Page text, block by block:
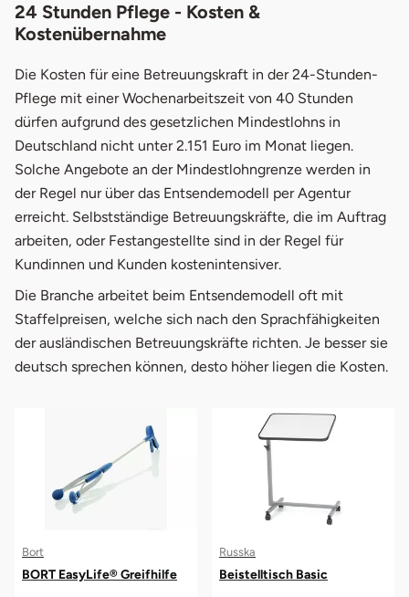
24 Stunden Pflege - Kosten &
Kostenübernahme
Die Kosten für eine Betreuungskraft in der 24-Stunden-
Pflege mit einer Wochenarbeitszeit von 40 Stunden
dürfen aufgrund des gesetzlichen Mindestlohns in
Deutschland nicht unter 2.151 Euro im Monat liegen.
Solche Angebote an der Mindestlohngrenze werden in
der Regel nur über das Entsendemodell per Agentur
erreicht. Selbstständige Betreuungskräfte, die im Auftrag
arbeiten, oder Festangestellte sind in der Regel für
Kundinnen und Kunden kostenintensiver.
Die Branche arbeitet beim Entsendemodell oft mit
Staffelpreisen, welche sich nach den Sprachfähigkeiten
der ausländischen Betreuungskräfte richten. Je besser sie
deutsch sprechen können, desto höher liegen die Kosten.
Bort
BORT EasyLife® Greifhilfe
Russka
Beistelltisch Basic